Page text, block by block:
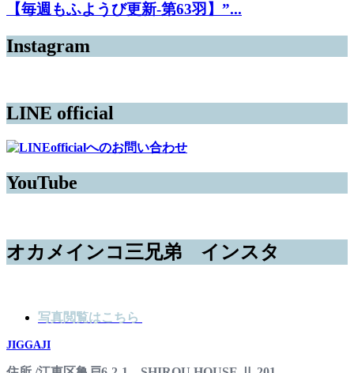
【毎週もふようび更新-第63羽】”...
Instagram
LINE official
YouTube
オカメインコ三兄弟 インスタ
写真閲覧はこちら
JIGGAJI